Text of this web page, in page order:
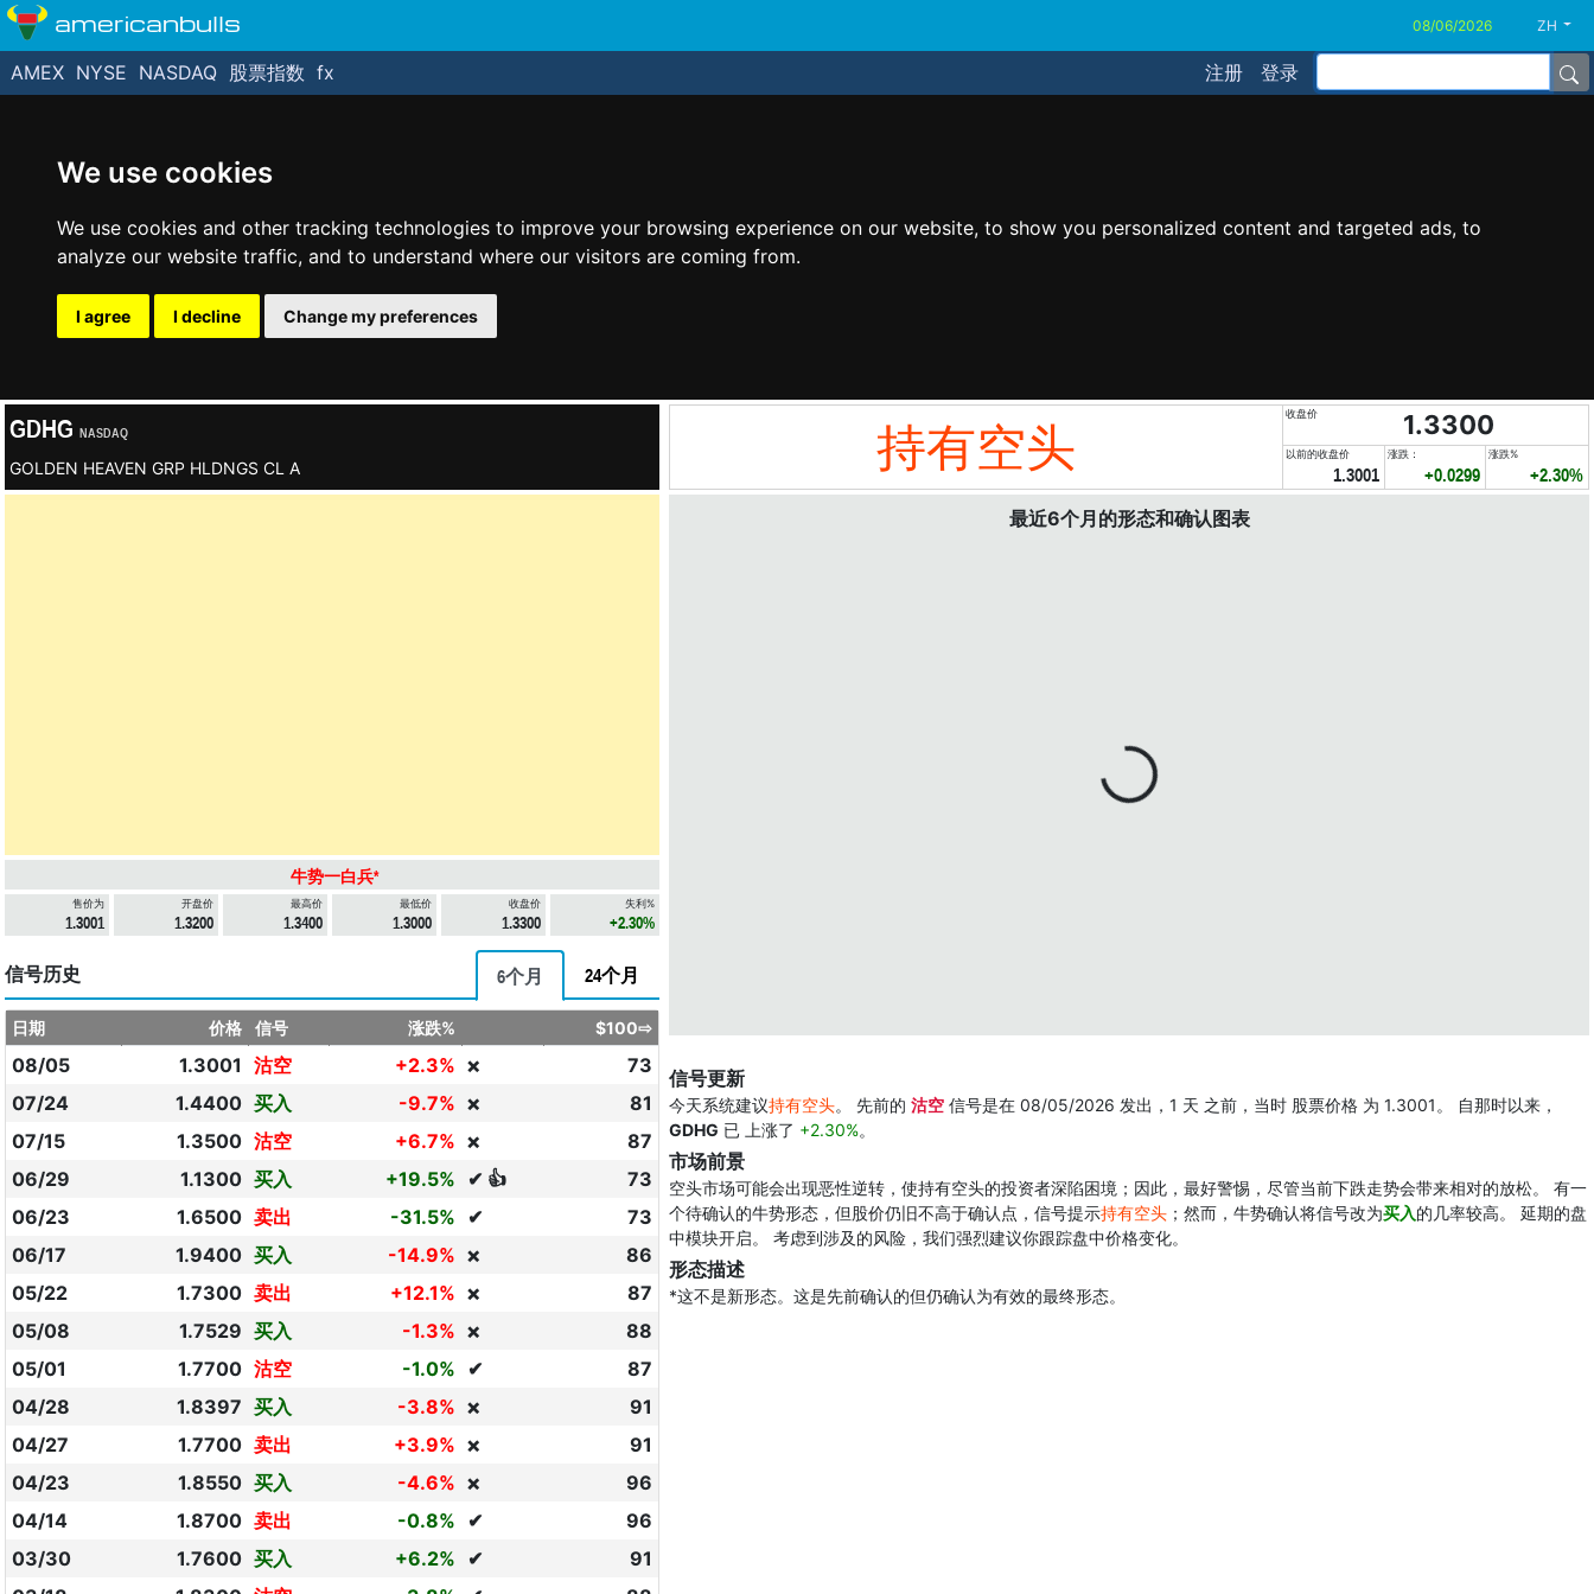
We use cookies
We use cookies and other tracking technologies to improve your browsing experience on our website, to show you personalized content and targeted ads, to
analyze our website traffic, and to understand where our visitors are coming from.
I agree I decline Change my preferences
americanbulls ZH
注册 登录
AMEX NYSE NASDAQ 股票指数 fx
GDHG NASDAQ
GOLDEN HEAVEN GRP HLDNGS CL A 持有空头
收盘价 1.3300
以前的收盘价
1.3001
涨跌：
+0.0299
涨跌%
+2.30%
牛势一白兵*
售价为
1.3001
开盘价
1.3200
最高价
1.3400
最低价
1.3000
收盘价
1.3300
失利%
+2.30%
信号历史 6个月 24个月
日期 价格 信号 涨跌% $100⇨
08/05 1.3001 沽空 +2.3% ❌
73
07/24
1.4400 买入 -9.7% ❌
81
07/15
1.3500 沽空 +6.7% ❌
87
06/29
1.1300 买入 +19.5% ✔ 👍
73
06/23
1.6500 卖出 -31.5% ✔
73
06/17
1.9400 买入 -14.9% ❌
86
05/22
1.7300 卖出 +12.1% ❌
87
05/08
1.7529 买入 -1.3% ❌
88
05/01
1.7700 沽空 -1.0% ✔
87
04/28
1.8397 买入 -3.8% ❌
91
04/27
1.7700 卖出 +3.9% ❌
91
04/23
1.8550 买入 -4.6% ❌
96
04/14
1.8700 卖出 -0.8% ✔
96
03/30
1.7600 买入 +6.2% ✔
91
最近6个月的形态和确认图表
信号更新
今天系统建议持有空头。 先前的 沽空 信号是在 08/05/2026 发出，1 天 之前，当时 股票价格 为 1.3001。 自那时以来，
GDHG 已 上涨了 +2.30%。
市场前景
空头市场可能会出现恶性逆转，使持有空头的投资者深陷困境；因此，最好警惕，尽管当前下跌走势会带来相对的放松。 有一
个待确认的牛势形态，但股价仍旧不高于确认点，信号提示持有空头 ；然而，牛势确认将信号改为买入的几率较高。 延期的盘
中模块开启。 考虑到涉及的风险，我们强烈建议你跟踪盘中价格变化。
形态描述
*这不是新形态。这是先前确认的但仍确认为有效的最终形态。